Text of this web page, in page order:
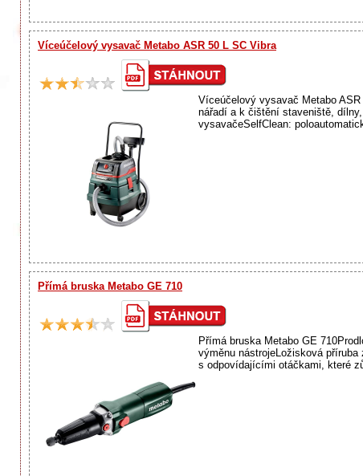
Víceúčelový vysavač Metabo ASR 50 L SC Vibra
Víceúčelový vysavač Metabo
nářadí a k čištění staveniště,
vysavačeSelfClean:
Přímá bruska Metabo GE 710
Přímá bruska Metabo GE
výměnu nástrojeLožisková
s odpovídajícími otáčkami, které